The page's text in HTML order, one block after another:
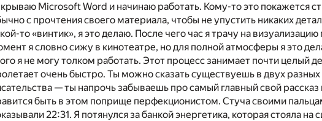
Microsoft Word и начинаю работать. Кому-то это покажется
с прочтения своего материала, чтобы не упустить никаких
то «винтик», я это делаю. После чего час я трачу на
я словно сижу в кинотеатре, но для полной атмосферы я это
я не могу толком работать. Этот процесс занимает почти
очень быстро. Ты можно сказать существуешь в двух
— ты напрочь забываешь про самый главный свой
быть в этом поприще перфекционистом. Стуча своими
22:31. Я потянулся за банкой энергетика, которая стояла